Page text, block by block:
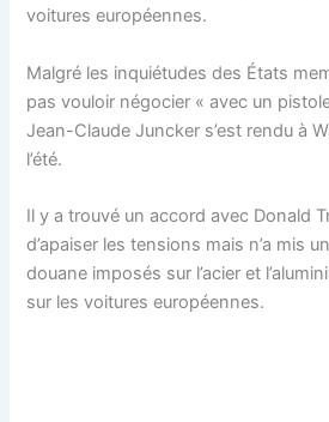
voitures européennes.
Malgré les inquiétudes des États
pas vouloir négocier « avec un
Jean-Claude Juncker s’est rendu à
l’été.
Il y a trouvé un accord avec Donald
d’apaiser les tensions mais n’a mis
douane imposés sur l’acier et
sur les voitures européennes.